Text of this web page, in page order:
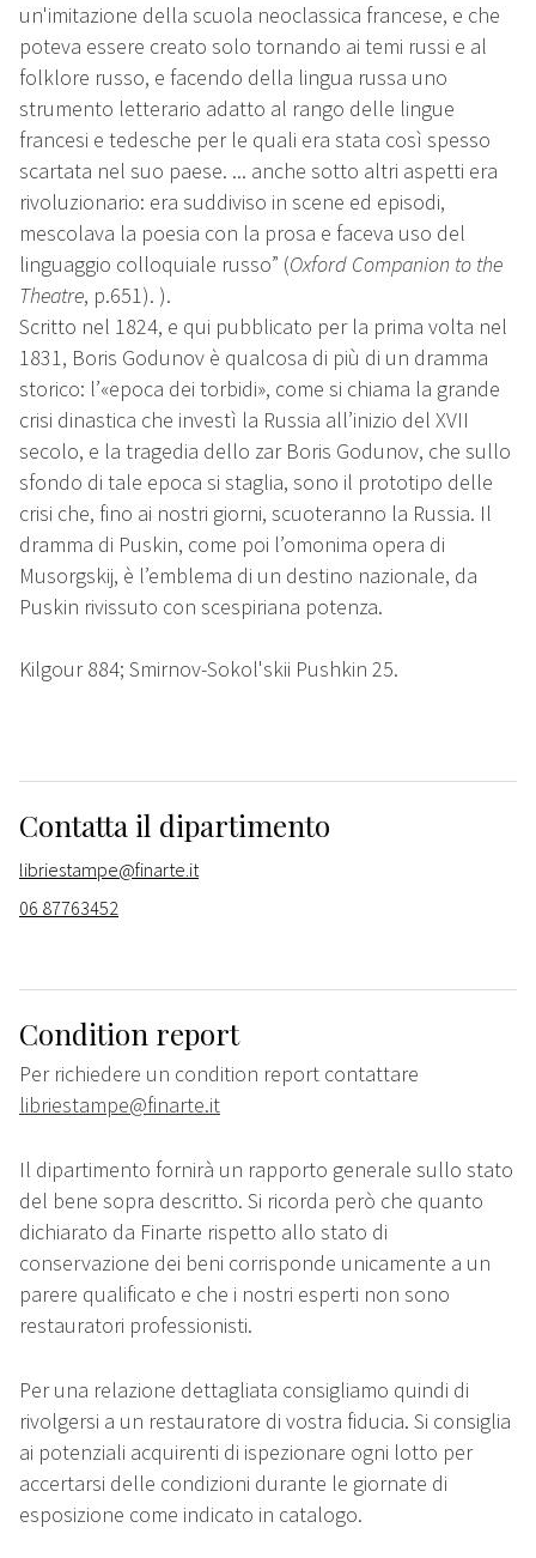
un'imitazione della scuola neoclassica francese, e che
poteva essere creato solo tornando ai temi russi e al
folklore russo, e facendo della lingua russa uno
strumento letterario adatto al rango delle lingue
francesi e tedesche per le quali era stata così spesso
scartata nel suo paese. ... anche sotto altri aspetti era
rivoluzionario: era suddiviso in scene ed episodi,
mescolava la poesia con la prosa e faceva uso del
linguaggio colloquiale russo” (Oxford Companion to the
Theatre, p.651). ).
Scritto nel 1824, e qui pubblicato per la prima volta nel
1831, Boris Godunov è qualcosa di più di un dramma
storico: l’«epoca dei torbidi», come si chiama la grande
crisi dinastica che investì la Russia all’inizio del XVII
secolo, e la tragedia dello zar Boris Godunov, che sullo
sfondo di tale epoca si staglia, sono il prototipo delle
crisi che, fino ai nostri giorni, scuoteranno la Russia. Il
dramma di Puskin, come poi l’omonima opera di
Musorgskij, è l’emblema di un destino nazionale, da
Puskin rivissuto con scespiriana potenza.
Kilgour 884; Smirnov-Sokol'skii Pushkin 25.
Contatta il dipartimento
libriestampe@finarte.it
06 87763452
Condition report
Per richiedere un condition report contattare
libriestampe@finarte.it
Il dipartimento fornirà un rapporto generale sullo stato
del bene sopra descritto. Si ricorda però che quanto
dichiarato da Finarte rispetto allo stato di
conservazione dei beni corrisponde unicamente a un
parere qualificato e che i nostri esperti non sono
restauratori professionisti.
Per una relazione dettagliata consigliamo quindi di
rivolgersi a un restauratore di vostra fiducia. Si consiglia
ai potenziali acquirenti di ispezionare ogni lotto per
accertarsi delle condizioni durante le giornate di
esposizione come indicato in catalogo.